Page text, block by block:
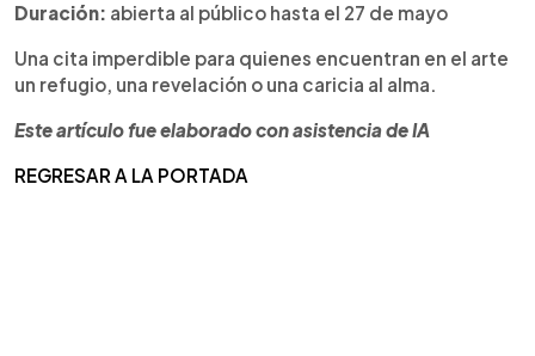
Duración: abierta al público hasta el 27 de mayo
Una cita imperdible para quienes encuentran en el arte
un refugio, una revelación o una caricia al alma.
Este artículo fue elaborado con asistencia de IA
REGRESAR A LA PORTADA